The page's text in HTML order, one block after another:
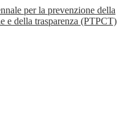
per la prevenzione della
e della trasparenza (PTPCT)